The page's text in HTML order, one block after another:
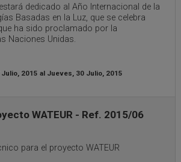
dedicado al Año Internacional de la
Basadas en la Luz, que se celebra
ha sido proclamado por la
Naciones Unidas.
2015 al Jueves, 30 Julio, 2015
WATEUR - Ref. 2015/06
para el proyecto WATEUR